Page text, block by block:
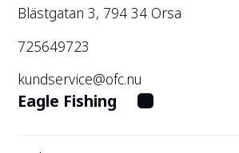
Blästgatan 3, 794 34 Orsa
725649723
kundservice@ofc.nu
Eagle Fishing